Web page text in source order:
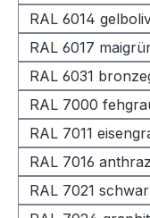
RAL 6014
RAL 6017
RAL 6031
RAL 7000
RAL 7011
RAL 7016
RAL 7021